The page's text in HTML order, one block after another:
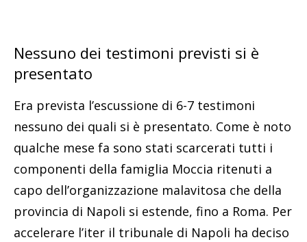
Nessuno dei testimoni previsti si è
presentato
Era prevista l’escussione di 6-7 testimoni
nessuno dei quali si è presentato. Come è noto
qualche mese fa sono stati scarcerati tutti i
componenti della famiglia Moccia ritenuti a
capo dell’organizzazione malavitosa che della
provincia di Napoli si estende, fino a Roma. Per
accelerare l’iter il tribunale di Napoli ha deciso